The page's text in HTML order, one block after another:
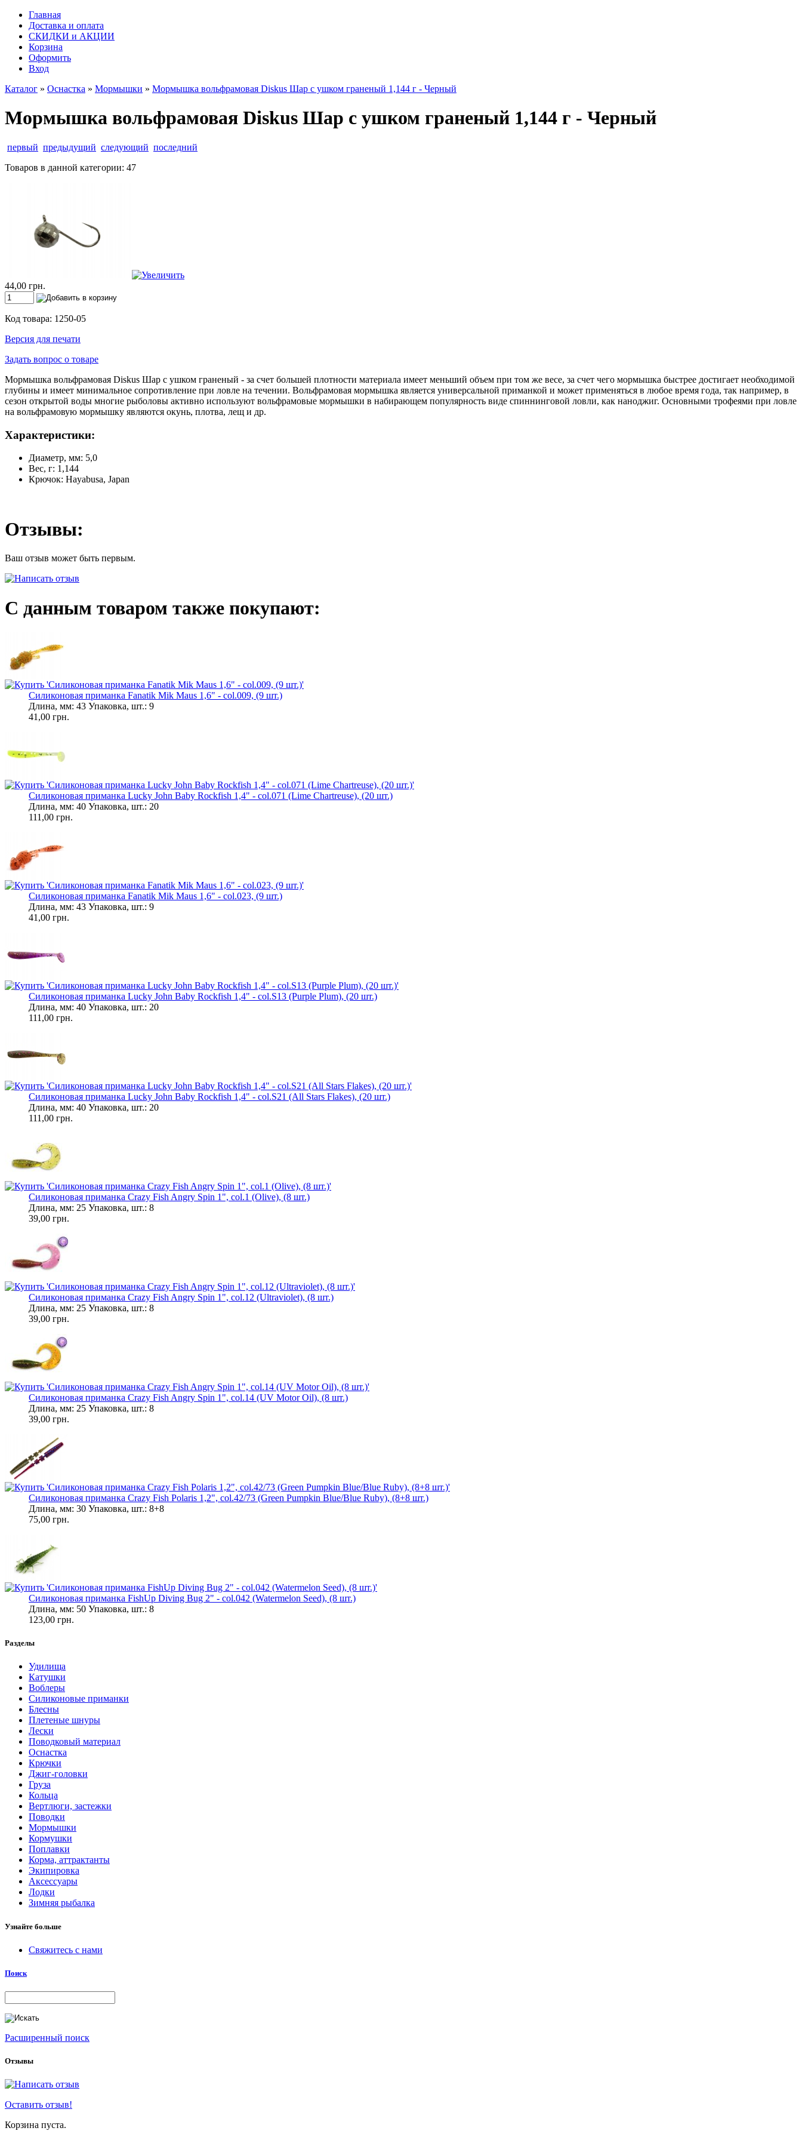
Главная
Доставка и оплата
СКИДКИ и АКЦИИ
Корзина
Оформить
Вход
Каталог » Оснастка » Мормышки » Мормышка вольфрамовая Diskus Шар с ушком граненый 1,144 г - Черный
Мормышка вольфрамовая Diskus Шар с ушком граненый 1,144 г - Черный
первый предыдущий следующий последний
Товаров в данной категории: 47
44,00 грн.
Код товара: 1250-05
Версия для печати
Задать вопрос о товаре
Мормышка вольфрамовая Diskus Шар с ушком граненый - за счет большей плотности материала имеет меньший объем при том же весе, за счет чего мормышка быстрее достигает необходимой
глубины и имеет минимальное сопротивление при ловле на течении. Вольфрамовая мормышка является универсальной приманкой и может применяться в любое время года, так например, в
сезон открытой воды многие рыболовы активно используют вольфрамовые мормышки в набирающем популярность виде спиннинговой ловли, как наноджиг. Основными трофеями при ловле
на вольфрамовую мормышку являются окунь, плотва, лещ и др.
Характеристики:
Диаметр, мм: 5,0
Вес, г: 1,144
Крючок: Hayabusa, Japan
Отзывы:
Ваш отзыв может быть первым.
С данным товаром также покупают:
Силиконовая приманка Fanatik Mik Maus 1,6" - col.009, (9 шт.)
Длина, мм: 43 Упаковка, шт.: 9
41,00 грн.
Силиконовая приманка Lucky John Baby Rockfish 1,4" - col.071 (Lime Chartreuse), (20 шт.)
Длина, мм: 40 Упаковка, шт.: 20
111,00 грн.
Силиконовая приманка Fanatik Mik Maus 1,6" - col.023, (9 шт.)
Длина, мм: 43 Упаковка, шт.: 9
41,00 грн.
Силиконовая приманка Lucky John Baby Rockfish 1,4" - col.S13 (Purple Plum), (20 шт.)
Длина, мм: 40 Упаковка, шт.: 20
111,00 грн.
Силиконовая приманка Lucky John Baby Rockfish 1,4" - col.S21 (All Stars Flakes), (20 шт.)
Длина, мм: 40 Упаковка, шт.: 20
111,00 грн.
Силиконовая приманка Crazy Fish Angry Spin 1", col.1 (Olive), (8 шт.)
Длина, мм: 25 Упаковка, шт.: 8
39,00 грн.
Силиконовая приманка Crazy Fish Angry Spin 1", col.12 (Ultraviolet), (8 шт.)
Длина, мм: 25 Упаковка, шт.: 8
39,00 грн.
Силиконовая приманка Crazy Fish Angry Spin 1", col.14 (UV Motor Oil), (8 шт.)
Длина, мм: 25 Упаковка, шт.: 8
39,00 грн.
Силиконовая приманка Crazy Fish Polaris 1,2", col.42/73 (Green Pumpkin Blue/Blue Ruby), (8+8 шт.)
Длина, мм: 30 Упаковка, шт.: 8+8
75,00 грн.
Силиконовая приманка FishUp Diving Bug 2" - col.042 (Watermelon Seed), (8 шт.)
Длина, мм: 50 Упаковка, шт.: 8
123,00 грн.
Разделы
Удилища
Катушки
Воблеры
Силиконовые приманки
Блесны
Плетеные шнуры
Лески
Поводковый материал
Оснастка
Крючки
Джиг-головки
Груза
Кольца
Вертлюги, застежки
Поводки
Мормышки
Кормушки
Поплавки
Корма, аттрактанты
Экипировка
Аксессуары
Лодки
Зимняя рыбалка
Узнайте больше
Свяжитесь с нами
Поиск
Расширенный поиск
Отзывы
Оставить отзыв!
Корзина пуста.